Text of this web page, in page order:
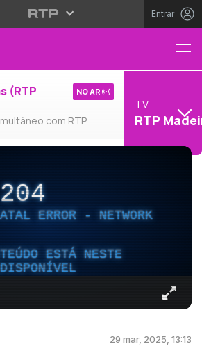
Entrar
(RTP
com RTP
NO AR
TV
RTP
204
ERROR - NETWORK
ESTÁ NESTE
29 mar, 2025, 13:13